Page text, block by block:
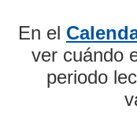
En el
ver cuándo
periodo